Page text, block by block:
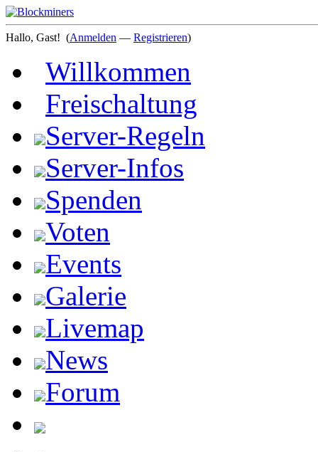
Hallo, Gast! (Anmelden — Registrieren)
Willkommen
Freischaltung
Server-Regeln
Server-Infos
Spenden
Voten
Events
Galerie
Livemap
News
Forum